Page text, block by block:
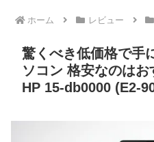
ホーム レビュー
驚くべき低価格で手
ソコン 格安なのはお
HP 15-db0000 (E2-